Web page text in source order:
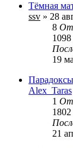
Тёмная
ssv » 28
8
1098
19
Alex_Taras
1
1802
21